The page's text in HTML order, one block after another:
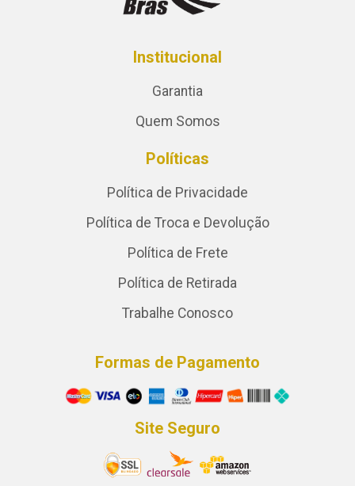
Institucional
Garantia
Quem Somos
Políticas
Política de Privacidade
Política de Troca e Devolução
Política de Frete
Política de Retirada
Trabalhe Conosco
Formas de Pagamento
Site Seguro